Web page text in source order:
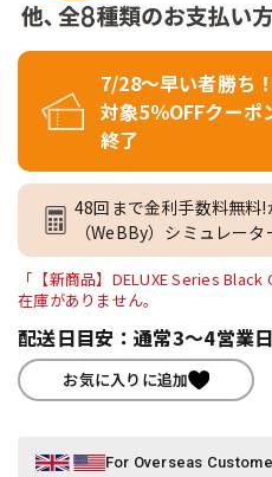
7/28～早い者勝ち
対象5％OFFクー
終了
48回まで金利手数料無料
（WeBBy）シミュレータ
「【新商品】DELUXE Series
在庫がありません。
配送日目安：通常3～4営業
お気に入りに追加
For Overseas